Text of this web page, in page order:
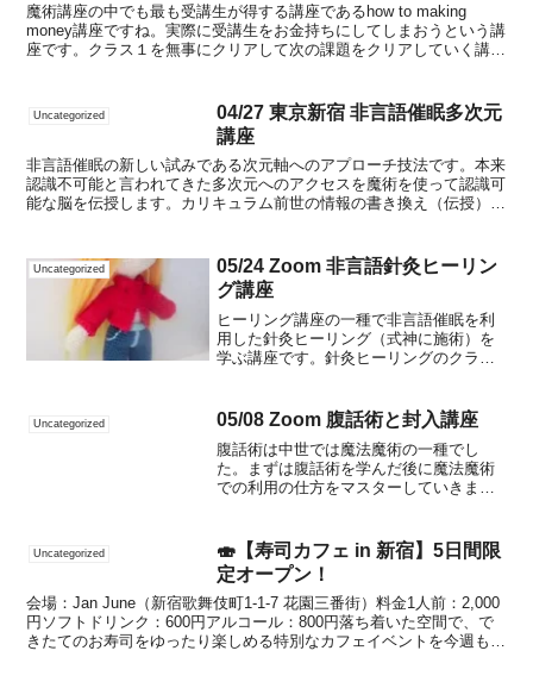
魔術講座の中でも最も受講生が得する講座であるhow to making
money講座ですね。実際に受講生をお金持ちにしてしまおうという講
座です。クラス１を無事にクリアして次の課題をクリアしていく講座
Uncategorized
04/27 東京新宿 非言語催眠多次元
講座
非言語催眠の新しい試みである次元軸へのアプローチ技法です。本来
認識不可能と言われてきた多次元へのアクセスを魔術を使って認識可
能な脳を伝授します。カリキュラム前世の情報の書き換え（伝授）過
Uncategorized
05/24 Zoom 非言語針灸ヒーリン
グ講座
ヒーリング講座の一種で非言語催眠を利
用した針灸ヒーリング（式神に施術）を
学ぶ講座です。針灸ヒーリングのクラス
るにも関わらず本体である人が改善する
楽しさを感じてください。...
Uncategorized 05/08 Zoom 腹話術と封入講座
腹話術は中世では魔法魔術の一種でし
た。まずは腹話術を学んだ後に魔法魔術
での利用の仕方をマスターしていきまし
被験者の感情操作沢山のご参加お待ちし
てます｡【参加費】２8０,...
Uncategorized
🍣【寿司カフェ in 新宿】5日間限
定オープン！
会場：Jan June（新宿歌舞伎町1-1-7 花園三番街）料金1人前：2,000
円ソフトドリンク：600円アルコール：800円落ち着いた空間で、で
きたてのお寿司をゆったり楽しめる特別なカフェイベントを今週も開